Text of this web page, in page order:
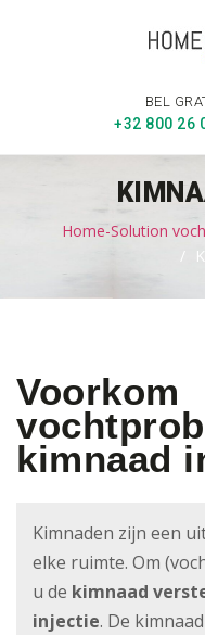
BEL
+32 800 26
Home-Solution
Voorkom
kimnaad
Kimnaden zijn een
elke ruimte. Om
u de kimnaad
injectie. De